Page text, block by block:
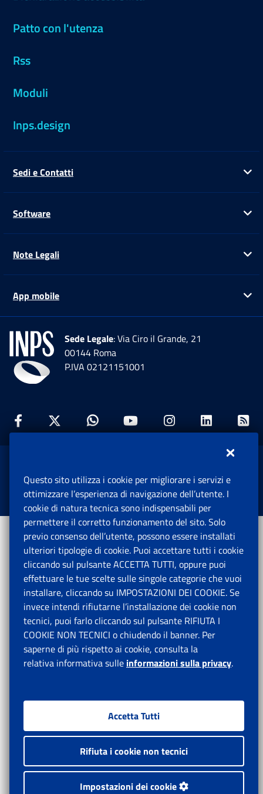
Patto con l'utenza
Rss
Moduli
Inps.design
Sedi e Contatti
Software
Note Legali
App mobile
Sede Legale: Via Ciro il Grande, 21
00144 Roma
P.IVA 02121151001
Facebook: Apre una nuova finestra
Twitter: Apre una nuova finestra
Whatsapp: Apre una nuova
Youtube: Apre una
Instagram:
Istituto Nazionale Previdenza Sociale.
Tutti i diritti riservati.
Questo sito utilizza i cookie per migliorare i servizi e
ottimizzare l’esperienza di navigazione dell’utente. I
cookie di natura tecnica sono indispensabili per
permettere il corretto funzionamento del sito. Solo
previo consenso dell’utente, possono essere installati
ulteriori tipologie di cookie. Puoi accettare tutti i cookie
cliccando sul pulsante ACCETTA TUTTI, oppure puoi
effettuare le tue scelte sulle singole categorie che vuoi
installare, cliccando su IMPOSTAZIONI DEI COOKIE. Se
invece intendi rifiutarne l’installazione dei cookie non
tecnici, puoi farlo cliccando sul pulsante RIFIUTA I
COOKIE NON TECNICI o chiudendo il banner. Per
saperne di più rispetto ai cookie, consulta la
relativa informativa sulle informazioni sulla privacy.
Accetta Tutti
Rifiuta i cookie non tecnici
Impostazioni dei cookie